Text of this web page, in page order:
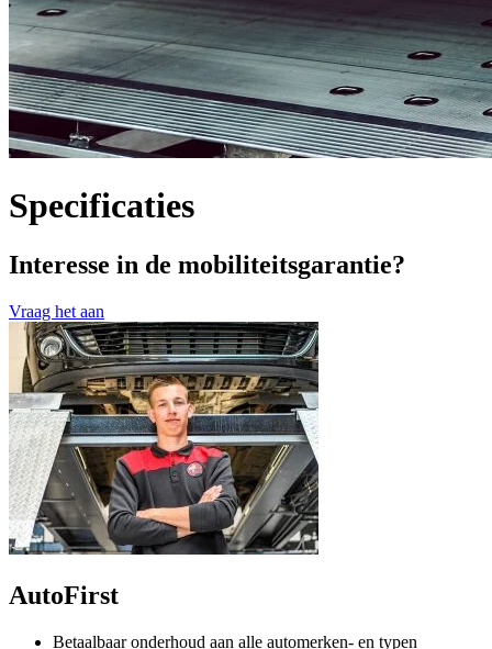
Specificaties
Interesse in de mobiliteitsgarantie?
Vraag het aan
AutoFirst
Betaalbaar onderhoud aan alle automerken- en typen